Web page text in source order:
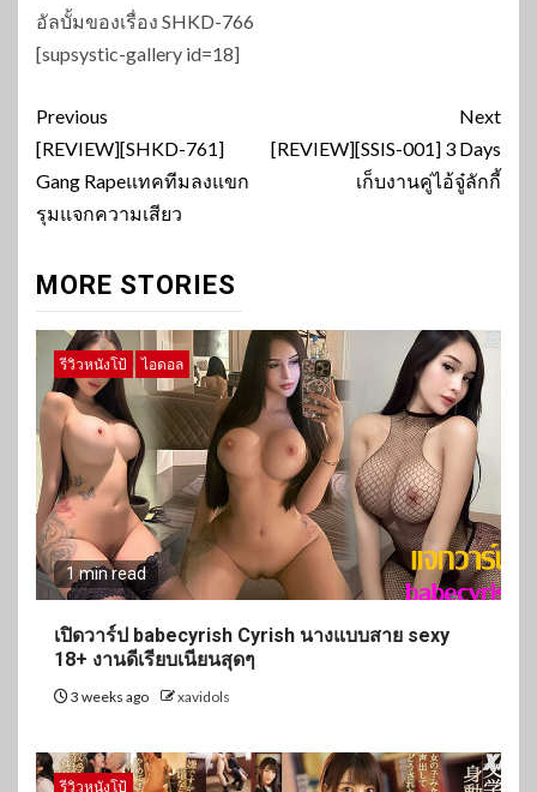
อัลบั้มของเรื่อง SHKD-766
[supsystic-gallery id=18]
Continue
Reading
Previous
[REVIEW][SHKD-761]
Gang Rapeแทคทีมลงแขก
รุมแจกความเสียว
Next
[REVIEW][SSIS-001] 3 Days
เก็บงานคู่ไอ้จู๋ลักกี้
MORE STORIES
รีวิวหนังโป้ ไอดอล
1 min read
เปิดวาร์ป babecyrish Cyrish นางแบบสาย sexy
18+ งานดีเรียบเนียนสุดๆ
3 weeks ago xavidols
รีวิวหนังโป้